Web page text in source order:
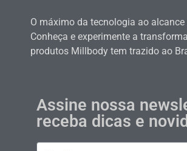
O máximo da tecnologia ao alcance
Conheça e experimente a
produtos Millbody tem trazido ao
Assine nossa
receba dicas e